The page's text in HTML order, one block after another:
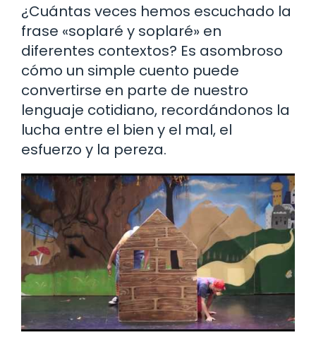
¿Cuántas veces hemos escuchado la
frase «soplaré y soplaré» en
diferentes contextos? Es asombroso
cómo un simple cuento puede
convertirse en parte de nuestro
lenguaje cotidiano, recordándonos la
lucha entre el bien y el mal, el
esfuerzo y la pereza.